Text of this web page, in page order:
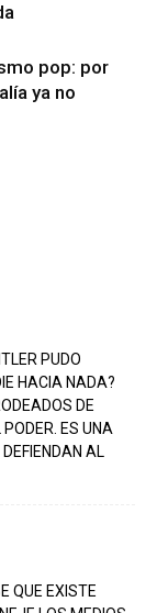
pop: por
ya no
PUDO
HACIA NADA?
DE
ES UNA
AL
QUE EXISTE